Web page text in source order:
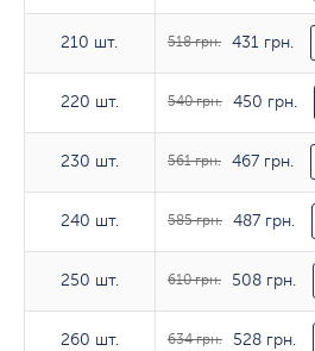
210 шт.
220 шт.
230 шт.
240 шт.
250 шт.
260 шт.
210 шт. 518 грн. 431 грн.
220 шт. 540 грн. 450 грн.
230 шт. 561 грн. 467 грн.
240 шт. 585 грн. 487 грн.
250 шт. 610 грн. 508 грн.
260 шт. 634 грн. 528 грн.